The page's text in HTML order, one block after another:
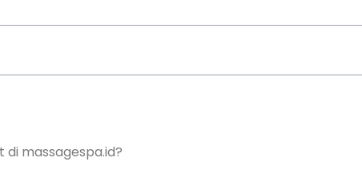
di massagespa.id?